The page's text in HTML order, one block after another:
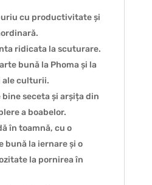
cu productivitate și
ridicata la scuturare.
bună la Phoma și la
ale culturii.
bine seceta și arșița din
a boabelor.
în toamnă, cu o
bună la iernare și o
la pornirea în